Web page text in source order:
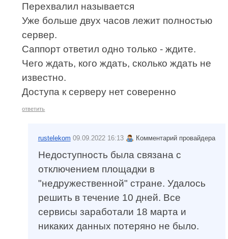
Перехвалил называется
Уже больше двух часов лежит полностью
сервер.
Саппорт ответил одно только - ждите.
Чего ждать, кого ждать, сколько ждать не
известно.
Доступа к серверу нет соверенно
ответить
rustelekom 09.09.2022 16:13 Комментарий провайдера
Недоступность была связана с
отключением площадки в
"недружественной" стране. Удалось
решить в течение 10 дней. Все
сервисы заработали 18 марта и
никаких данных потеряно не было.